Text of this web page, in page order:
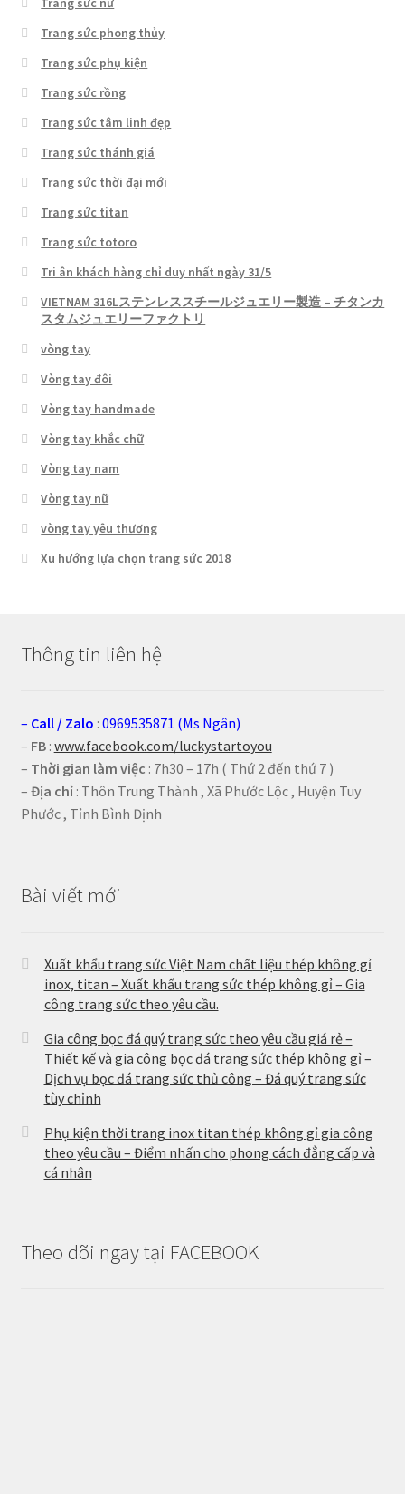
Trang sức phong thủy
Trang sức phụ kiện
Trang sức rồng
Trang sức tâm linh đẹp
Trang sức thánh giá
Trang sức thời đại mới
Trang sức titan
Trang sức totoro
Tri ân khách hàng chỉ duy nhất ngày 31/5
VIETNAM 316Lステンレススチールジュエリー製造 – チタンカ
スタムジュエリーファクトリ
vòng tay
Vòng tay đôi
Vòng tay handmade
Vòng tay khắc chữ
Vòng tay nam
Vòng tay nữ
vòng tay yêu thương
Xu hướng lựa chọn trang sức 2018
Thông tin liên hệ
– Call / Zalo : 0969535871 (Ms Ngân)
– FB: www.facebook.com/luckystartoyou
– Thời gian làm việc : 7h30 – 17h ( Thứ 2 đến thứ 7 )
– Địa chỉ: Thôn Trung Thành , Xã Phước Lộc , Huyện Tuy
Phước , Tỉnh Bình Định
Bài viết mới
Xuất khẩu trang sức Việt Nam chất liệu thép không gỉ
inox, titan – Xuất khẩu trang sức thép không gỉ – Gia
công trang sức theo yêu cầu.
Gia công bọc đá quý trang sức theo yêu cầu giá rẻ –
Thiết kế và gia công bọc đá trang sức thép không gỉ –
Dịch vụ bọc đá trang sức thủ công – Đá quý trang sức
tùy chỉnh
Phụ kiện thời trang inox titan thép không gỉ gia công
theo yêu cầu – Điểm nhấn cho phong cách đẳng cấp và
cá nhân
Theo dõi ngay tại FACEBOOK